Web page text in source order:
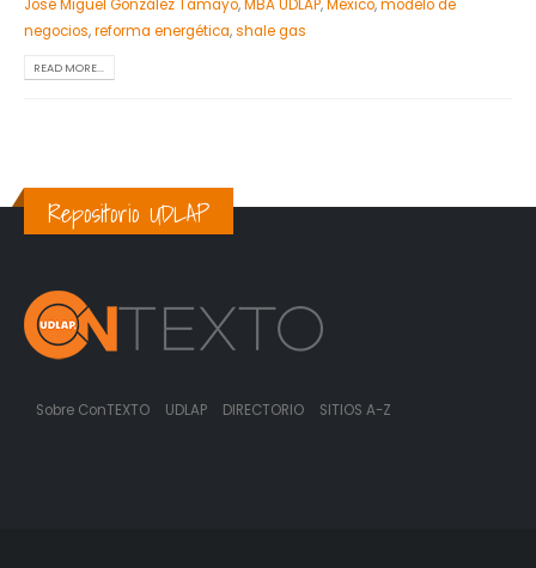
José Miguel González Tamayo,MBA UDLAP,México,modelo de
negocios,reforma energética,shale gas
READ MORE...
Repositorio UDLAP
Sobre ConTEXTO UDLAP DIRECTORIO SITIOS A-Z